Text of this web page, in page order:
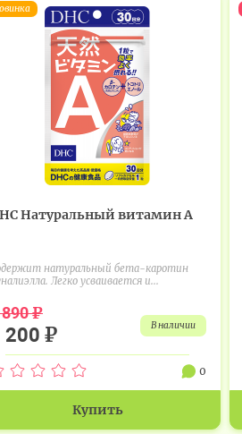
Натуральный витамин А
натуральный бета-каротин
Легко усваивается и...
890₽
200 ₽ в наличии
0
Купить